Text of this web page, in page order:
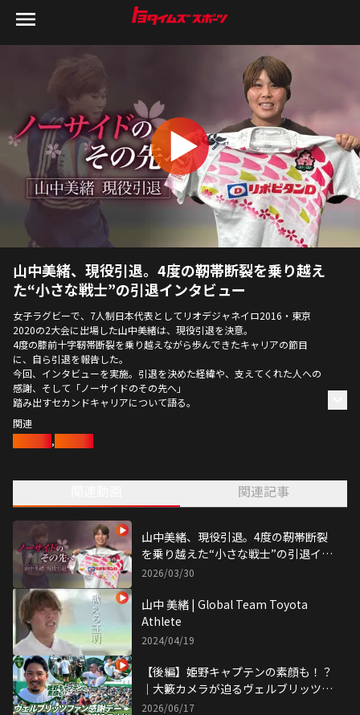
山中美緒、現役引退。4度の靭帯断裂を乗り越え
た“小さな戦士”の引退インタビュー
女子ラグビーで、7人制日本代表としてリオデジャネイロ2016・東京
2020の2大会に出場した山中美緒は、現役引退を決意。
4度の膝前十字靭帯断裂を乗り越えながら歩んできたキャリアの節目
に、自ら引退を報告した。
今回、インタビューを実施。引退を決めた経緯や、支えてくれた人への
感謝、そして「ノーサイドのその先へ」
踏み出すセカンドキャリアについて語る。
関連
,
関連記事
山中美緒、現役引退。4度の靭帯断裂
を乗り越えた“小さな戦士”の引退イン
タビュー
2026/03/30
山中 美緒 | Global Team Toyota
Athlete
2024/04/19
【後編】姫野キャプテンの素顔も！？
｜大籔カメラが迫るヴェルブリッツフ
ァン感謝デー
2026/06/17